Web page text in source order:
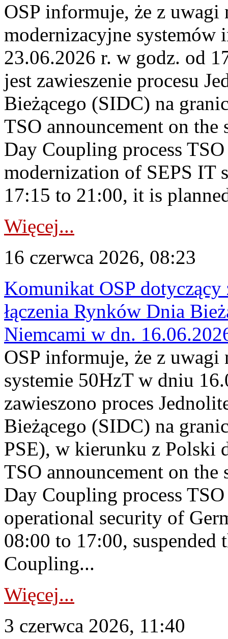
OSP informuje, że z uwagi
modernizacyjne systemów
23.06.2026 r. w godz. od
jest zawieszenie procesu
Bieżącego (SIDC) na
TSO announcement on
Day Coupling process
modernization of SEPS IT
17:15 to 21:00, it is
Więcej...
16 czerwca 2026, 08:23
Komunikat OSP dotyczący
łączenia Rynków Dnia
Niemcami w dn.
OSP informuje, że z uwagi
systemie 50HzT w dniu
zawieszono proces
Bieżącego (SIDC) na
PSE), w kierunku z Polski
TSO announcement on
Day Coupling process
operational security of
08:00 to 17:00,
Coupling...
Więcej...
3 czerwca 2026, 11:40